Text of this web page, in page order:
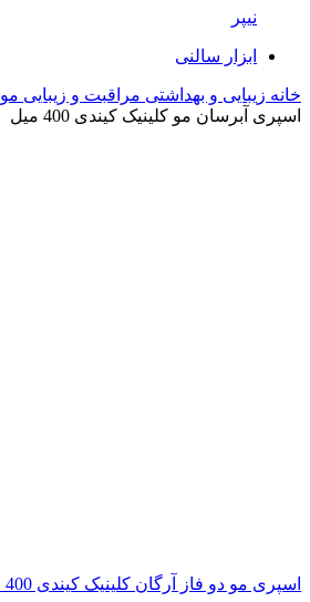
نیپر
ابزار سالنی
خانه زیبایی و بهداشتی مراقبت و زیبایی مو
اسپری آبرسان مو کلینیک کیندی 400 میل
اسپری مو دو فاز آرگان کلینیک کیندی 400 میل